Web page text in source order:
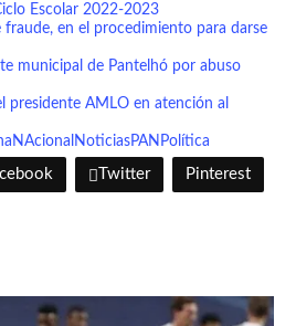
Escolar 2022-2023
fraude, en el procedimiento para darse
municipal de Pantelhó por abuso
presidente AMLO en atención al
NAcional NoticiasPAN Política
Twitter Pinterest